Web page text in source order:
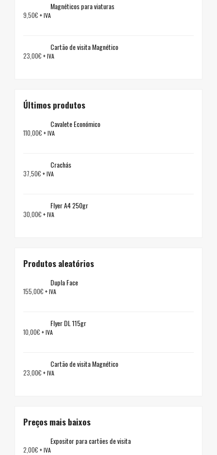
Magnéticos para viaturas
9,50€ + IVA
Cartão de visita Magnético
23,00€ + IVA
Últimos produtos
Cavalete Económico
110,00€ + IVA
Crachás
37,50€ + IVA
Flyer A4 250gr
30,00€ + IVA
Produtos aleatórios
Dupla Face
155,00€ + IVA
Flyer DL 115gr
10,00€ + IVA
Cartão de visita Magnético
23,00€ + IVA
Preços mais baixos
Expositor para cartões de visita
2,00€ + IVA